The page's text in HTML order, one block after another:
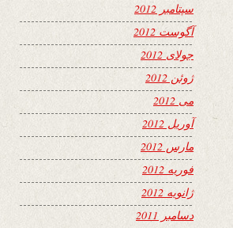
سپتامبر 2012
آگوست 2012
جولای 2012
ژوئن 2012
می 2012
آوریل 2012
مارس 2012
فوریه 2012
ژانویه 2012
دسامبر 2011